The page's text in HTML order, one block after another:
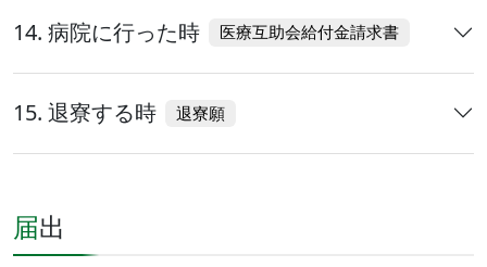
14. 病院に行った時 医療互助会給付金請求書
15. 退寮する時 退寮願
届出